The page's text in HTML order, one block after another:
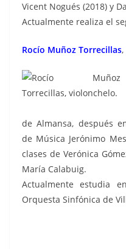
Vicent Nogués (2018) y
Actualmente realiza el
Rocío Muñoz Torrecillas,
de Almansa, después
de Música Jerónimo
clases de Verónica
María Calabuig.
Actualmente estudia
Orquesta Sinfónica de